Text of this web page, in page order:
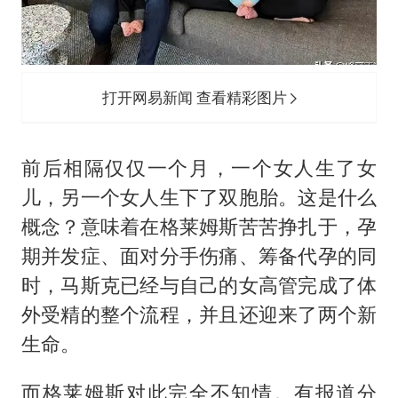
打开网易新闻 查看精彩图片
前后相隔仅仅一个月，一个女人生了女
儿，另一个女人生下了双胞胎。这是什么
概念？意味着在格莱姆斯苦苦挣扎于，孕
期并发症、面对分手伤痛、筹备代孕的同
时，马斯克已经与自己的女高管完成了体
外受精的整个流程，并且还迎来了两个新
生命。
而格莱姆斯对此完全不知情。有报道分